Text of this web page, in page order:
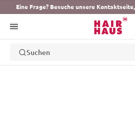
Eine Frage? Besuche unsere
Suchen